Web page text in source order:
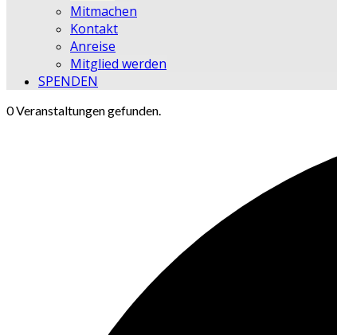
Mitmachen
Kontakt
Anreise
Mitglied werden
SPENDEN
0 Veranstaltungen gefunden.